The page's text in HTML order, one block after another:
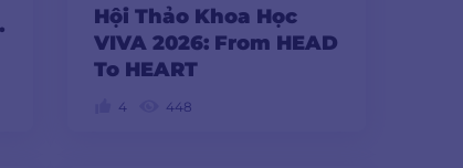
Hội Thảo Khoa Học
VIVA 2026: From HEAD
To HEART
4 448